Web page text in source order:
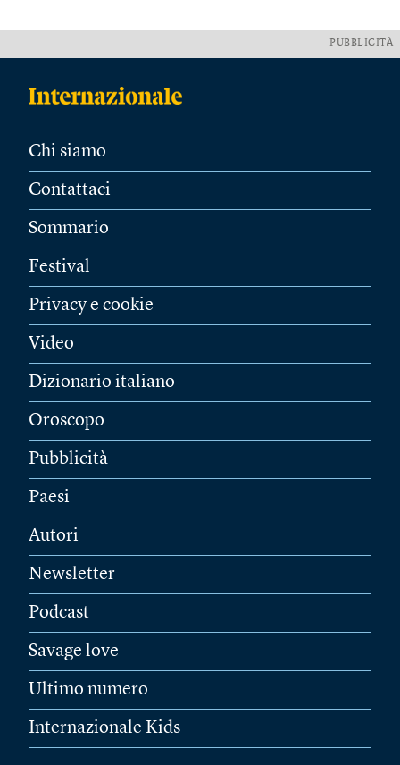
PUBBLICITÀ
Chi siamo
Contattaci
Sommario
Festival
Privacy e cookie
Video
Dizionario italiano
Oroscopo
Pubblicità
Paesi
Autori
Newsletter
Podcast
Savage love
Ultimo numero
Internazionale Kids